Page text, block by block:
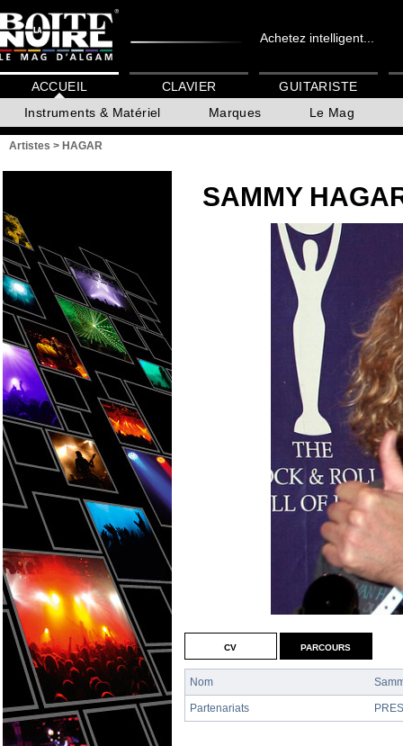
Achetez intelligent...
ACCUEIL
Instruments & Matériel
Marques Le Mag
CLAVIER GUITARISTE
Artistes > HAGAR
SAMMY
cv
Nom
Partenariats
parcours